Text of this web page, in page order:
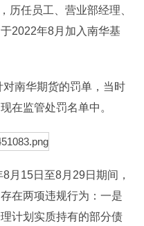
历任员工、营业部经理、
2022年8月加入南华基
南华期货的罚单，当时
在监管处罚名单中。
月15日至8月29日期间，
在两项违规行为：一是
计划实质持有的部分债